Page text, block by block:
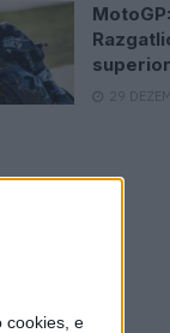
cookies, e